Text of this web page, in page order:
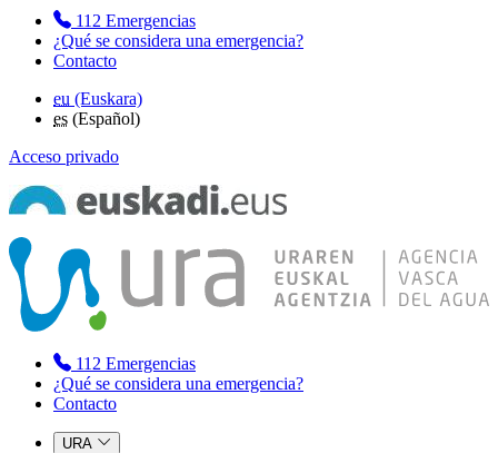
112 Emergencias
¿Qué se considera una emergencia?
Contacto
eu (Euskara)
es (Español)
Acceso privado
112 Emergencias
¿Qué se considera una emergencia?
Contacto
URA